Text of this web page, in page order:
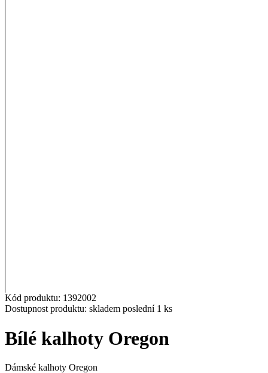
Přidat k oblíbeným
Kód produktu: 1392002
Dostupnost produktu: skladem poslední 1 ks
Bílé kalhoty Oregon
Dámské kalhoty Oregon